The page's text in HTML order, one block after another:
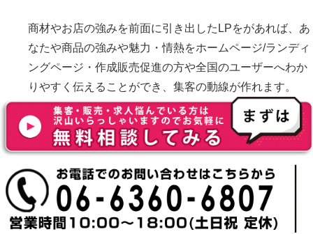
商材やお店の強みを前面に引き出したLPをがあれば、あ
なたや商品の強みや魅力・情熱をホームページ/ランディ
ングページ・作成販売促進の方や全国のユーザーへわか
りやすく伝えることができ、集客の動線が作れます。